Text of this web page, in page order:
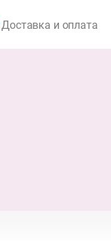
Доставка и оплата